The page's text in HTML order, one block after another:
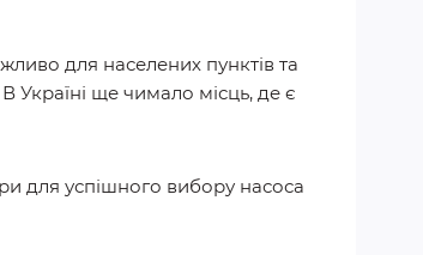
для населених пунктів та
Україні ще чимало місць, де є
для успішного вибору насоса